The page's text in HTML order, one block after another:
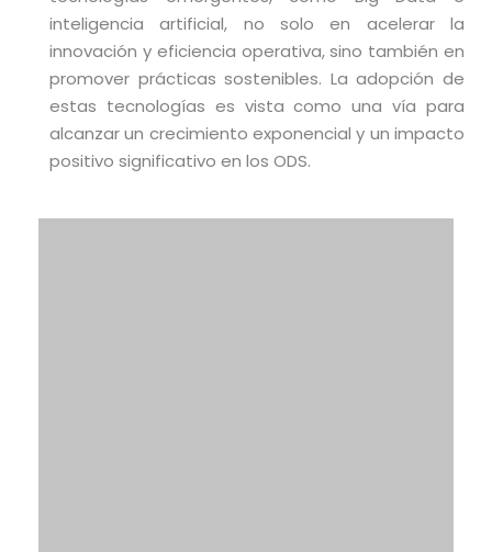
inteligencia artificial, no solo en acelerar la
innovación y eficiencia operativa, sino también en
promover prácticas sostenibles. La adopción de
estas tecnologías es vista como una vía para
alcanzar un crecimiento exponencial y un impacto
positivo significativo en los ODS.